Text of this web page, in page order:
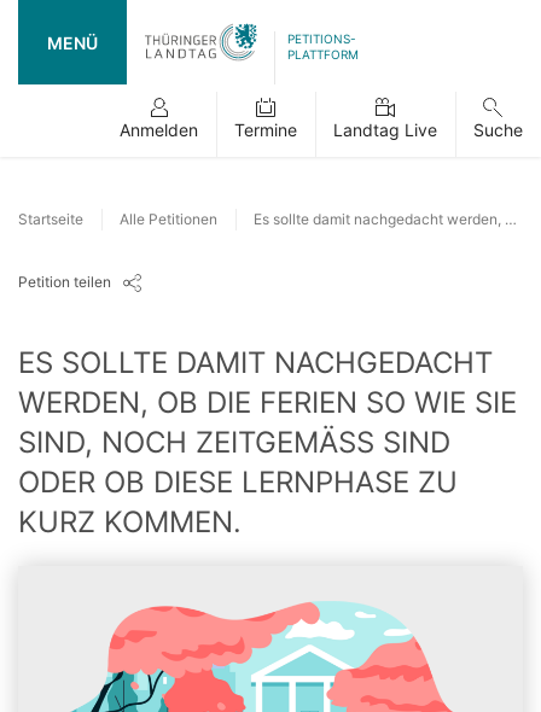
MENÜ
PETITIONS-
PLATTFORM
Anmelden Termine Landtag Live Suche
Startseite Alle Petitionen Es sollte damit nachgedacht werden, ob die Ferien so wie sie sind, noch zeitgemäß sind oder ob diese Lernphase zu kurz kommen.
Petition teilen
ES SOLLTE DAMIT NACHGEDACHT
WERDEN, OB DIE FERIEN SO WIE SIE
SIND, NOCH ZEITGEMÄSS SIND O
DER OB DIESE LERNPHASE ZU K
URZ KOMMEN.